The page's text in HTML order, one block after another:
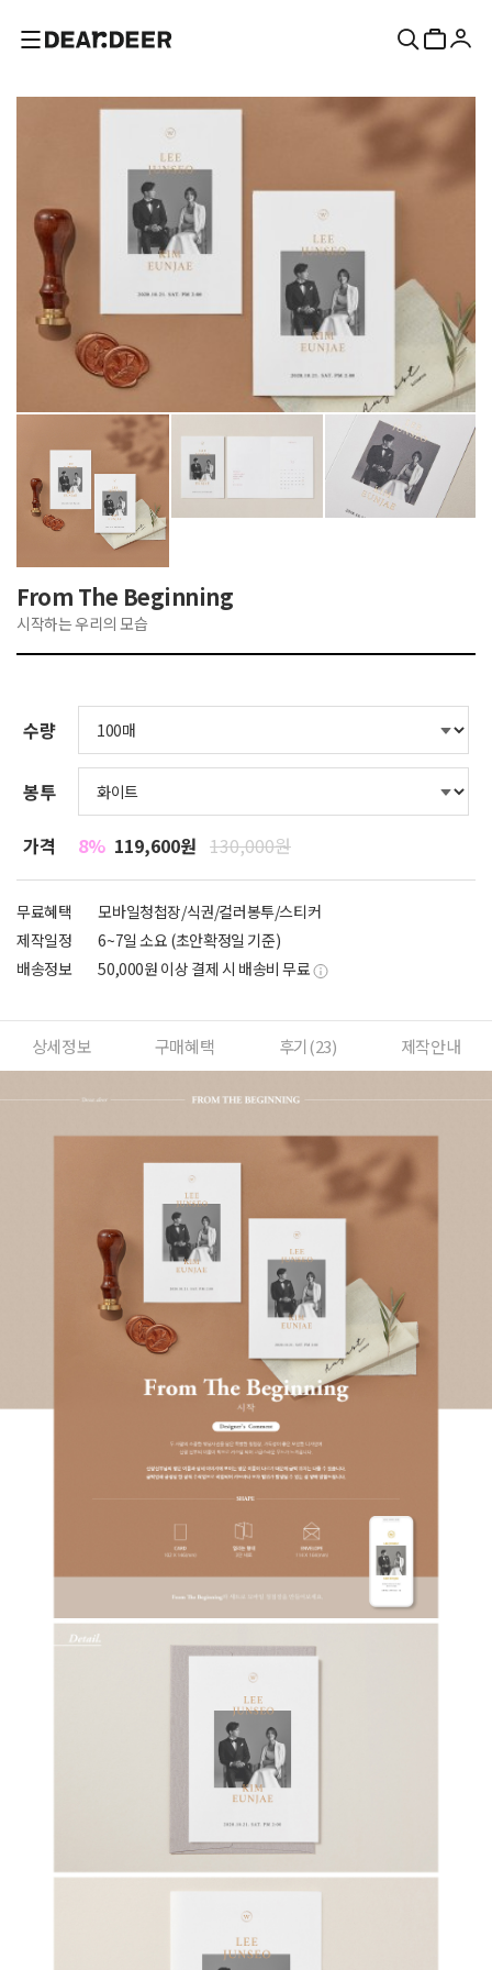
From The Beginning
시작하는 우리의 모습
수량
봉투
가격 8% 119,600원 130,000원
무료혜택
모바일청첩장/식권/컬러봉투/스티커
제작일정
6~7일 소요 (초안확정일 기준)
배송정보
50,000원 이상 결제 시 배송비 무료
상세정보 구매혜택 후기(23) 제작안내